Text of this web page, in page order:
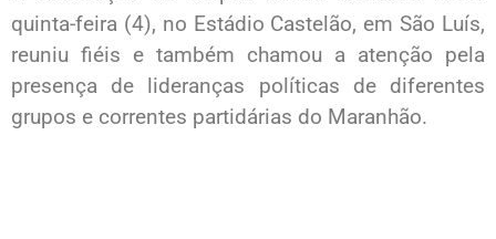
quinta-feira (4), no Estádio Castelão, em São Luís,
reuniu fiéis e também chamou a atenção pela
presença de lideranças políticas de diferentes
grupos e correntes partidárias do Maranhão.